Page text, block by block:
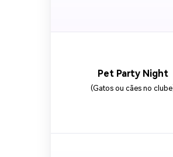
Pet Party Night
(Gatos ou cães no